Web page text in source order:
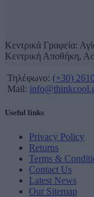
Κεντρικά Γραφεία:
Κεντρική Αποθήκη,
Τηλέφωνο: (+30)
Mail:
Useful links
Privacy Policy
Returns
Terms &
Contact Us
Latest News
Our Sitemap